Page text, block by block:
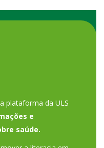
plataforma da ULS
e
saúde.